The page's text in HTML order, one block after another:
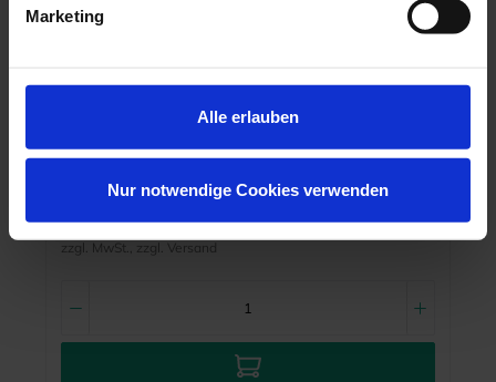
Marketing
Alle erlauben
Nur notwendige Cookies verwenden
Terauchi Martensitic-phased NiTi Rotary
Herstellernr.: K6 N60 2% L25
61,20 €
zzgl. MwSt., zzgl. Versand